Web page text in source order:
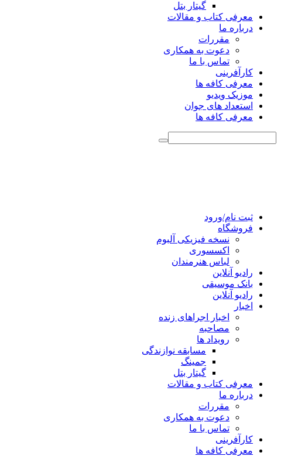
گیتار بتل
معرفی کتاب و مقالات
درباره ما
مقررات
دعوت به همکاری
تماس با ما
کارآفرینی
معرفی کافه ها
موزیک ویدیو
استعداد های جوان
معرفی کافه ها
ثبت نام/ورود
فروشگاه
نسخه فیزیکی آلبوم
اکسسوری
لباس هنرمندان
رادیو آنلاین
بانک موسیقی
رادیو آنلاین
اخبار
اخبار اجراهای زنده
مصاحبه
رویداد ها
مسابقه نوازندگی
جمینگ
گیتار بتل
معرفی کتاب و مقالات
درباره ما
مقررات
دعوت به همکاری
تماس با ما
کارآفرینی
معرفی کافه ها